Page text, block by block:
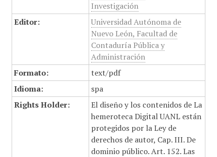
Investigación
Editor:
Universidad Autónoma de
Nuevo León, Facultad de
Contaduría Pública y
Administración
Formato:
text/pdf
Idioma:
spa
Rights Holder:
El diseño y los contenidos de La
hemeroteca Digital UANL están
protegidos por la Ley de
derechos de autor, Cap. III. De
dominio público. Art. 152. Las